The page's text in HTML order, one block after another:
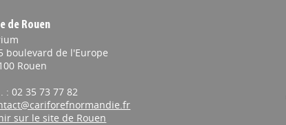
de Rouen
boulevard de l'Europe
Rouen
: 02 35 73 77 82
sur le site de Rouen